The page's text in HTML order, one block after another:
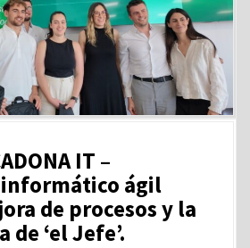
IT –
ágil
de procesos y la
‘el Jefe’.